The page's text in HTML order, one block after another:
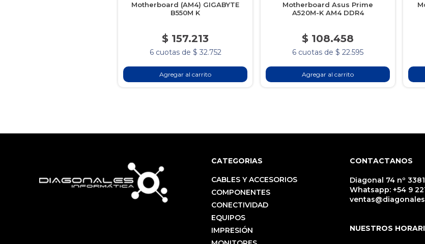
Motherboard (AM4) GIGABYTE
B550M K
$ 157.213
6 cuotas de $ 32.752
Agregar al carrito
Motherboard Asus Prime
A520M-K AM4 DDR4
$ 108.458
6 cuotas de $ 22.595
Agregar al carrito
CATEGORIAS
CABLES Y ACCESORIOS
COMPONENTES
CONECTIVIDAD
EQUIPOS
IMPRESIÓN
CONTACTANOS
Diagonal 74 nº
Whatsapp: +54 9
NUESTROS